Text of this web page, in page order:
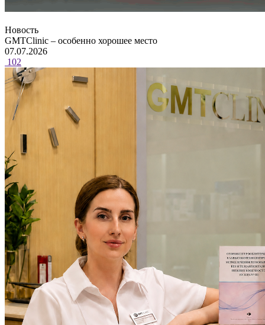
Новость
GMTClinic – особенно хорошее место
07.07.2026
102